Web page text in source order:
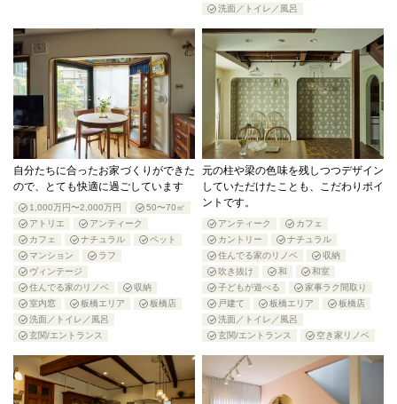
洗面／トイレ／風呂
自分たちに合ったお家づくりができた
ので、とても快適に過ごしています
1,000万円〜2,000万円
50〜70㎡
アトリエ
アンティーク
カフェ
ナチュラル
ペット
マンション
ラフ
ヴィンテージ
住んでる家のリノベ
収納
室内窓
板橋エリア
板橋店
洗面／トイレ／風呂
玄関/エントランス
元の柱や梁の色味を残しつつデザイン
していただけたことも、こだわりポイ
ントです。
アンティーク
カフェ
カントリー
ナチュラル
住んでる家のリノベ
収納
吹き抜け
和
和室
子どもが遊べる
家事ラク間取り
戸建て
板橋エリア
板橋店
洗面／トイレ／風呂
玄関/エントランス
空き家リノベ